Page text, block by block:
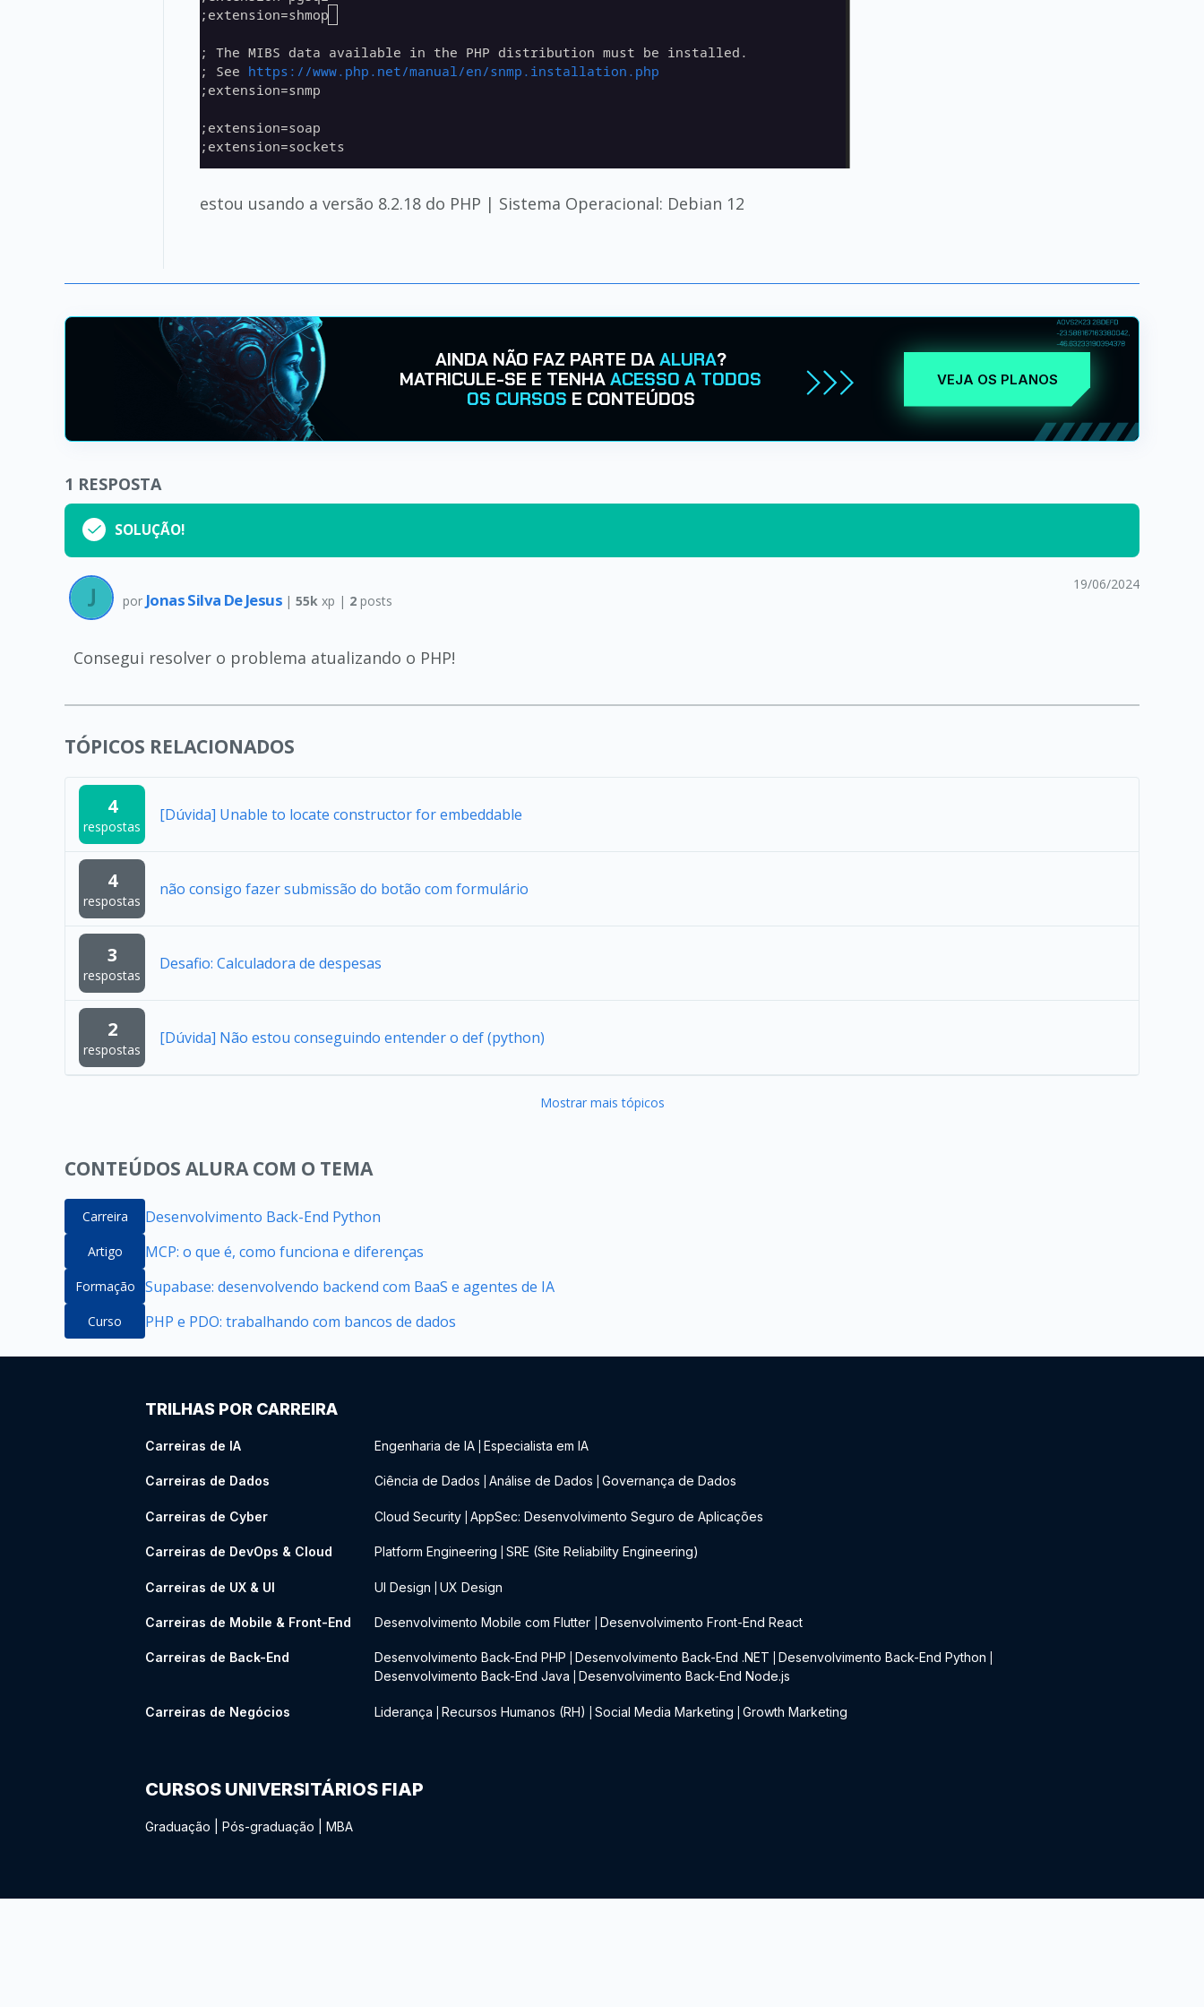
estou usando a versão 8.2.18 do PHP | Sistema Operacional: Debian 12
AINDA NÃO FAZ PARTE DAALURA?
MATRICULE-SE E TENHAACESSO A TODOS
OS CURSOS E CONTEÚDOS
VEJA OS PLANOS
1 RESPOSTA
SOLUÇÃO!
por Jonas Silva De Jesus |55k xp | 2 posts
19/06/2024
Consegui resolver o problema atualizando o PHP!
TÓPICOS RELACIONADOS
4
respostas
[Dúvida] Unable to locate constructor for embeddable
4
respostas
não consigo fazer submissão do botão com formulário
3
respostas
Desafio: Calculadora de despesas
2
respostas
[Dúvida] Não estou conseguindo entender o def (python)
Mostrar mais tópicos
CONTEÚDOS ALURA COM O TEMA
Carreira Desenvolvimento Back-End Python
Artigo MCP: o que é, como funciona e diferenças
Formação Supabase: desenvolvendo backend com BaaS e agentes de IA
Curso PHP e PDO: trabalhando com bancos de dados
TRILHAS POR CARREIRA
Carreiras de IA Engenharia de IA Especialista em IA
Carreiras de Dados Ciência de Dados Análise de Dados Governança de Dados
Carreiras de Cyber Cloud Security AppSec: Desenvolvimento Seguro de Aplicações
Carreiras de DevOps & Cloud Platform Engineering SRE (Site Reliability Engineering)
Carreiras de UX & UI UI Design UX Design
Carreiras de Mobile & Front-End Desenvolvimento Mobile com Flutter Desenvolvimento Front-End React
Carreiras de Back-End Desenvolvimento Back-End PHP Desenvolvimento Back-End .NET Desenvolvimento Back-End Python
Desenvolvimento Back-End Java Desenvolvimento Back-End Node.js
Carreiras de Negócios Liderança Recursos Humanos (RH) Social Media Marketing Growth Marketing
CURSOS UNIVERSITÁRIOS FIAP
Graduação Pós-graduação MBA